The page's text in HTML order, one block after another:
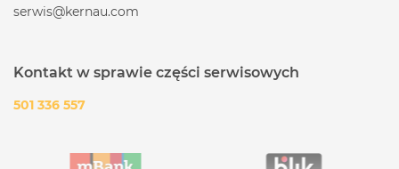
serwis@kernau.com
Kontakt w sprawie części serwisowych
501 336 557